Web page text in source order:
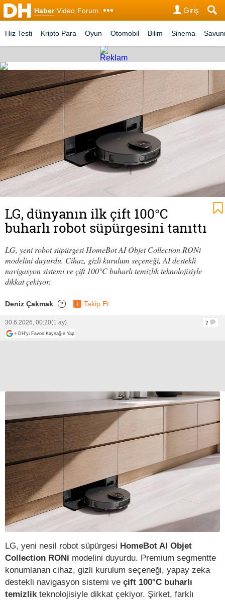
Haber Video Forum Giriş
Hız Testi Kripto Para Oyun Otomobil Bilim Sinema
LG, dünyanın ilk çift 100°C
buharlı robot süpürgesini tanıttı
LG, yeni robot süpürgesi HomeBot AI Objet Collection RONi
modelini duyurdu. Cihaz, gizli kurulum seçeneği, AI destekli
navigasyon sistemi ve çift 100°C buharlı temizlik teknolojisiyle
dikkat çekiyor.
Deniz Çakmak ? + Takip Et
30.6.2026, 00:20(1 ay)
2
+ DH'yi Favori Kaynağın Yap
LG, yeni nesil robot süpürgesi HomeBot AI Objet
Collection RONi modelini duyurdu. Premium segmentte
konumlanan cihaz, gizli kurulum seçeneği, yapay zeka
destekli navigasyon sistemi ve çift 100°C buharlı
temizlik teknolojisiyle dikkat çekiyor. Şirket, farklı